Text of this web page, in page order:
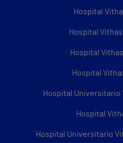
Hospital
Hospital
Hospital
Hospital
Hospital Universitario
Hospital
Hospital Universitario